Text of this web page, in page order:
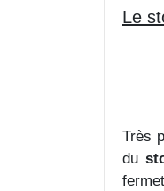
Le
Très
du